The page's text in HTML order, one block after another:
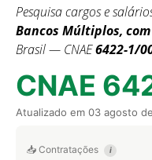
Pesquisa cargos e
Bancos Múltiplos,
Brasil — CNAE6422-1/
CNAE
Atualizado em 03 agosto
📥 Contratações i